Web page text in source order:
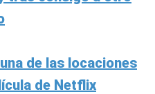
de las locaciones
de Netflix